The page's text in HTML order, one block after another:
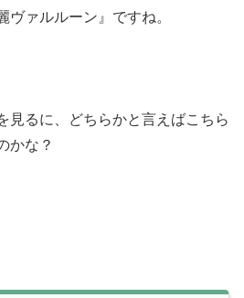
ヴァルルーン』ですね。
見るに、どちらかと言えばこちら
かな？